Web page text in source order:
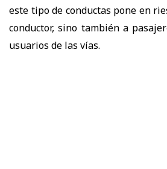
este tipo de conductas pone en
conductor, sino también a
usuarios de las vías.